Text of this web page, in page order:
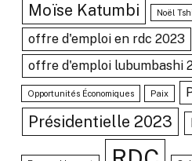
Moïse Katumbi Noël
offre d'emploi en rdc 2023
offre d'emploi lubumbashi
Opportunités Économiques Paix
Présidentielle 2023